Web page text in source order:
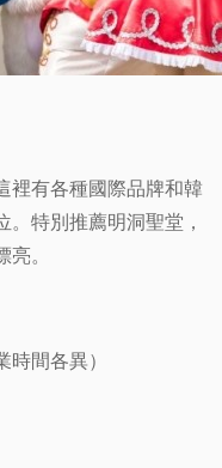
裡有各種國際品牌和韓
特別推薦明洞聖堂，
。
時間各異）